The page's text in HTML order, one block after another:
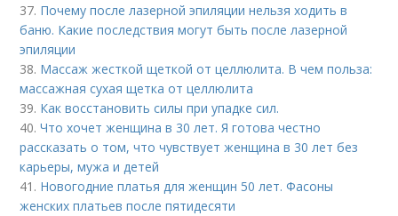
37. Почему после лазерной эпиляции нельзя ходить в
баню. Какие последствия могут быть после лазерной
эпиляции
38. Массаж жесткой щеткой от целлюлита. В чем польза:
массажная сухая щетка от целлюлита
39. Как восстановить силы при упадке сил.
40.Что хочет женщина в 30 лет. Я готова честно
рассказать о том, что чувствует женщина в 30 лет без
карьеры, мужа и детей
41. Новогодние платья для женщин 50 лет. Фасоны
женских платьев после пятидесяти